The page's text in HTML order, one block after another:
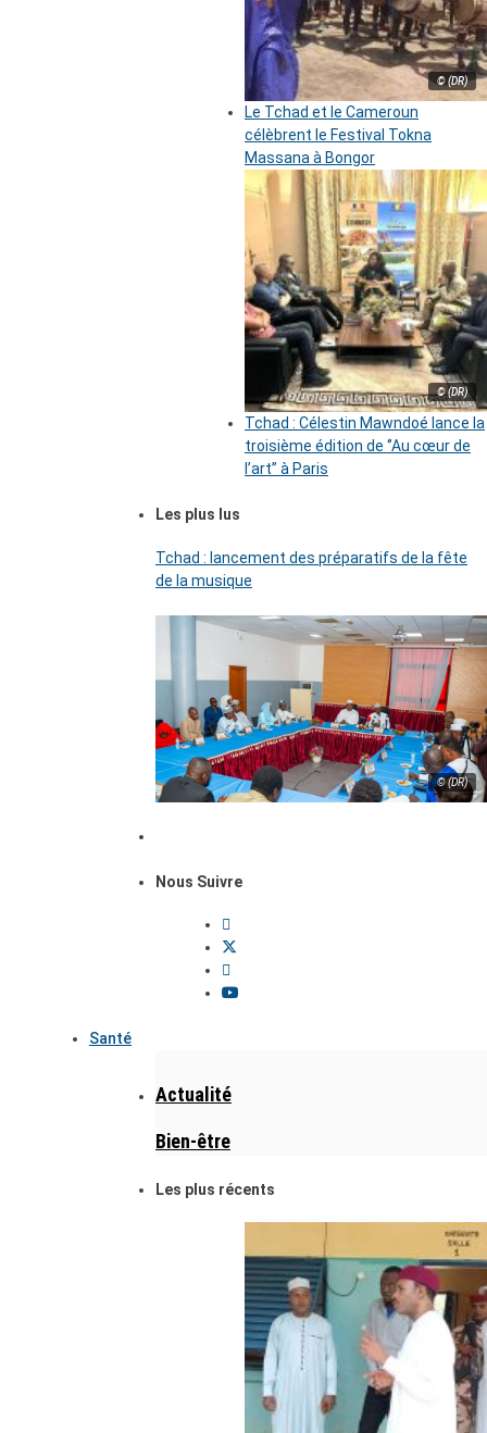
© (DR)
Le Tchad et le Cameroun
célèbrent le Festival Tokna
Massana à Bongor
© (DR)
Tchad : Célestin Mawndoé lance la
troisième édition de ‘’Au cœur de
l’art’’ à Paris
Les plus lus
Tchad : lancement des préparatifs de la fête
de la musique
© (DR)
Nous Suivre
Santé
Actualité
Bien-être
Les plus récents